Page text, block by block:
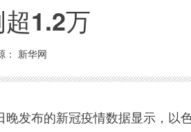
1.2万
： 新华网
发布的新冠疫情数据显示，以